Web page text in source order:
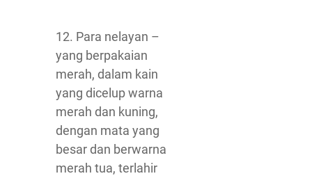
12. Para nelayan –
yang berpakaian
merah, dalam kain
yang dicelup warna
merah dan kuning,
dengan mata yang
besar dan berwarna
merah tua, terlahir